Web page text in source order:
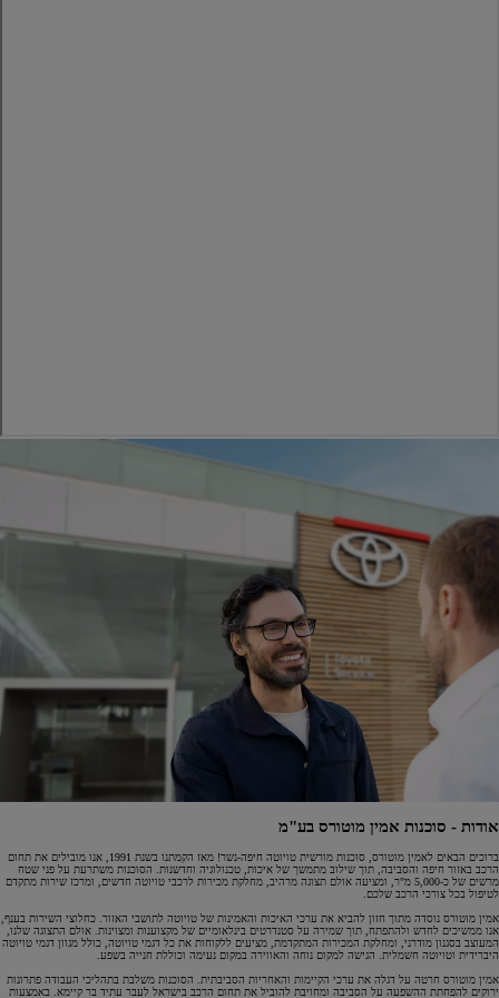
אודות - סוכנות אמין מוטורס בע"מ
ברוכים הבאים לאמין מוטורס, סוכנות מורשית טויוטה חיפה-נשר! מאז הקמתנו בשנת 1991, אנו מובילים את תחום
הרכב באזור חיפה והסביבה, תוך שילוב מתמשך של איכות, טכנולוגיה וחדשנות. הסוכנות משתרעת על פני שטח
מרשים של כ-5,000 מ"ר, ומציעה אולם תצוגה מרהיב, מחלקת מכירות לרכבי טויוטה חדשים, ומרכז שירות מתקדם
לטיפול בכל צורכי הרכב שלכם.
אמין מוטורס נוסדה מתוך חזון להביא את ערכי האיכות והאמינות של טויוטה לתושבי האזור. כחלוצי השירות בענף,
אנו ממשיכים לחדש ולהתפתח, תוך שמירה על סטנדרטים בינלאומיים של מקצוענות ומצוינות. אולם התצוגה שלנו,
המעוצב בסגנון מודרני, ומחלקת המכירות המתקדמת, מציעים ללקוחות את כל דגמי טויוטה, כולל מגוון דגמי טויוטה
היברידית וטויוטה חשמלית. הגישה למקום נוחה והאווירה במקום נעימה וכוללת חנייה בשפע.
אמין מוטורס חרטה על דגלה את ערכי הקיימות והאחריות הסביבתית. הסוכנות משלבת בתהליכי העבודה פתרונות
ירוקים להפחתת ההשפעה על הסביבה ומחויבת להוביל את תחום הרכב בישראל לעבר עתיד בר קיימא. באמצעות